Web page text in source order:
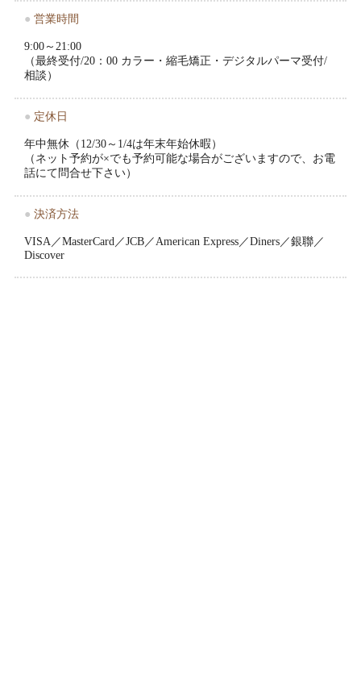
● 営業時間
9:00～21:00
（最終受付/20：00 カラー・縮毛矯正・デジタルパーマ受付/
相談）
● 定休日
年中無休（12/30～1/4は年末年始休暇）
（ネット予約が×でも予約可能な場合がございますので、お電
話にて問合せ下さい）
● 決済方法
VISA／MasterCard／JCB／American Express／Diners／銀聯／
Discover